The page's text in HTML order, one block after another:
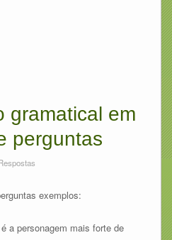
gramatical em
perguntas
exemplos:
a personagem mais forte de